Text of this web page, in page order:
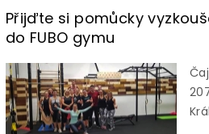
Přijďte si pomůcky
do FUBO gymu